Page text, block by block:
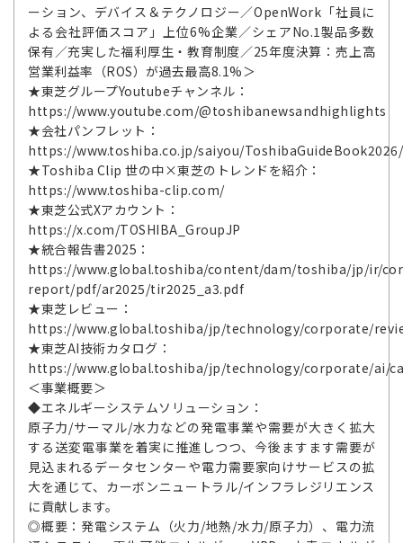
ーション、デバイス＆テクノロジー／OpenWork「社員に
よる会社評価スコア」上位6%企業／シェアNo.1製品多数
保有／充実した福利厚生・教育制度／25年度決算：売上高
営業利益率（ROS）が過去最高8.1%＞
★東芝グループYoutubeチャンネル：
https://www.youtube.com/@toshibanewsandhighlights
★会社パンフレット：
https://www.toshiba.co.jp/saiyou/
★Toshiba Clip 世の中×東芝のトレンドを紹介：
https://www.toshiba-clip.com/
★東芝公式Xアカウント：
https://x.com/TOSHIBA_GroupJP
★統合報告書2025：
https://www.global.toshiba/content/dam/toshiba/jp/ir/
report/pdf/ar2025/tir2025_a3.pdf
★東芝レビュー：
https://www.global.toshiba/jp/technology/corporate/
★東芝AI技術カタログ：
https://www.global.toshiba/jp/technology/corporate/ai/
＜事業概要＞
◆エネルギーシステムソリューション：
原子力/サーマル/水力などの発電事業や需要が大きく拡大
する送変電事業を着実に推進しつつ、今後ますます需要が
見込まれるデータセンターや電力需要家向けサービスの拡
大を通じて、カーボンニュートラル/インフラレジリエンス
に貢献します。
◎概要：発電システム（火力/地熱/水力/原子力）、電力流